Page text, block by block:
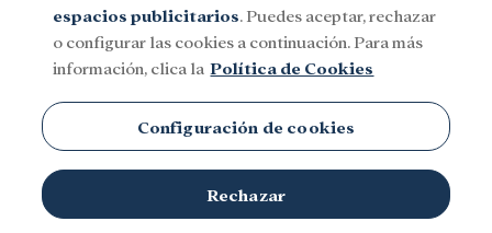
espacios publicitarios. Puedes aceptar, rechazar
o configurar las cookies a continuación. Para más
información, clica la Política de Cookies
Configuración de cookies
Rechazar